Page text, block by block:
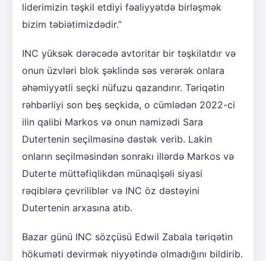
liderimizin təşkil etdiyi fəaliyyətdə birləşmək
bizim təbiətimizdədir.”
INC yüksək dərəcədə avtoritar bir təşkilatdır və
onun üzvləri blok şəklində səs verərək onlara
əhəmiyyətli seçki nüfuzu qazandırır. Təriqətin
rəhbərliyi son beş seçkidə, o cümlədən 2022-ci
ilin qalibi Markos və onun namizədi Sara
Dutertenin seçilməsinə dəstək verib. Lakin
onların seçilməsindən sonrakı illərdə Markos və
Duterte müttəfiqlikdən münaqişəli siyasi
rəqiblərə çevriliblər və INC öz dəstəyini
Dutertenin arxasına atıb.
Bazar günü INC sözçüsü Edwil Zabala təriqətin
hökuməti devirmək niyyətində olmadığını bildirib.